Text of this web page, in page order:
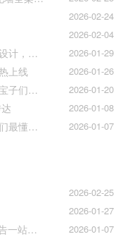
2026-02-24
2026-02-04
2026-01-29
杭州铭阳广告：深耕环保建筑装饰画册设计，赋能空间美学与可持续发展
2026-01-26
上线
2026-01-20
年度报告、责任报告、汇编设计印刷的宝子们集合！
2026-01-08
2026-01-07
《骄阳似我》里的江浙沪爱情，藏着我们最懂的温柔与默契
2026-02-25
2026-01-27
2026-01-07
杭州初创公司宣传册印刷 - 杭州铭阳广告一站式解决方案